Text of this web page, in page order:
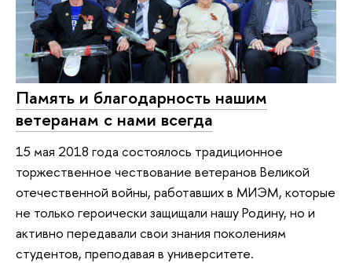
Память и благодарность нашим
ветеранам с нами всегда
15 мая 2018 года состоялось традиционное
торжественное чествование ветеранов Великой
отечественной войны, работавших в МИЭМ, которые
не только героически защищали нашу Родину, но и
активно передавали свои знания поколениям
студентов, преподавая в университете.